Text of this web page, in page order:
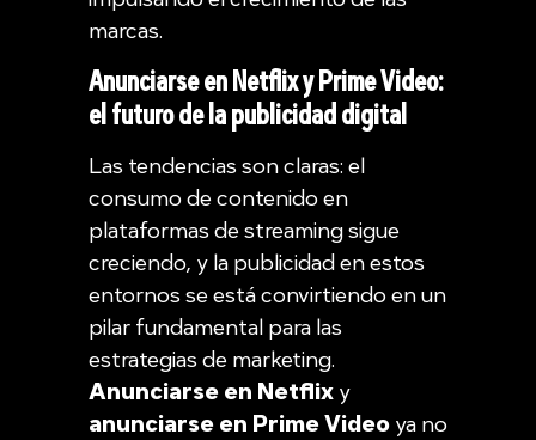
marcas.
Anunciarse en Netflix y Prime Video:
el futuro de la publicidad digital
Las tendencias son claras: el
consumo de contenido en
plataformas de streaming sigue
creciendo, y la publicidad en estos
entornos se está convirtiendo en un
pilar fundamental para las
estrategias de marketing.
Anunciarse en Netflix y
anunciarse en Prime Video ya no